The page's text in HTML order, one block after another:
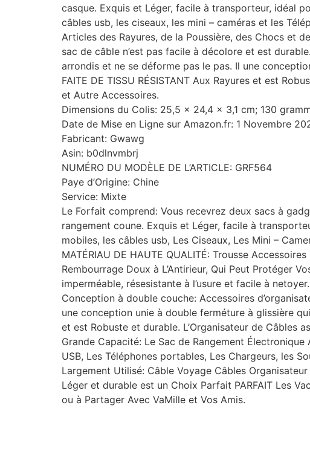
casque. Exquis et Léger, facile à transporteur, idéal
câbles usb, les ciseaux, les mini – caméras et les
Articles des Rayures, de la Poussière, des Chocs et
sac de câble n’est pas facile à décolore et est
arrondis et ne se déforme pas le pas. Il une
FAITE DE TISSU RÉSISTANT Aux Rayures et est
et Autre Accessoires.
Dimensions du Colis: 25,5 x 24,4 x 3,1 cm; 130
Date de Mise en Ligne sur Amazon.fr: 1 Novembre
Fabricant: Gwawg
Asin: b0dlnvmbrj
NUMÉRO DU MODÈLE DE L’ARTICLE: GRF564
Paye d’Origine: Chine
Service: Mixte
Le Forfait comprend: Vous recevrez deux sacs à
rangement coune. Exquis et Léger, facile à
mobiles, les câbles usb, Les Ciseaux, Les Mini –
MATÉRIAU DE HAUTE QUALITÉ: Trousse
Rembourrage Doux à L’Antirieur, Qui Peut Protéger
imperméable, résesistante à l’usure et facile à
Conception à double couche: Accessoires
une conception unie à double ferméture à glissière
et est Robuste et durable. L’Organisateur de Câbles
Grande Capacité: Le Sac de Rangement
USB, Les Téléphones portables, Les Chargeurs, les
Largement Utilisé: Câble Voyage Câbles
Léger et durable est un Choix Parfait PARFAIT Les
ou à Partager Avec VaMille et Vos Amis.